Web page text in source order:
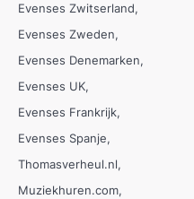
Evenses Zwitserland
Evenses Zweden
Evenses Denemarken
Evenses UK
Evenses Frankrijk
Evenses Spanje
Thomasverheul.nl
Muziekhuren.com